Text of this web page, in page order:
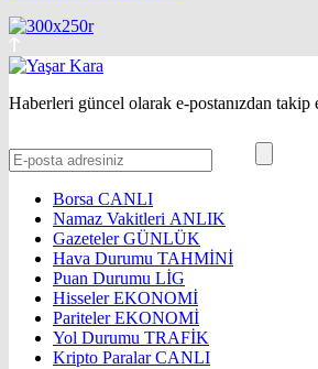
Haberleri güncel olarak e-postanızdan takip
Borsa CANLI
Namaz Vakitleri ANLIK
GazetelerGÜNLÜK
Hava Durumu TAHMİNİ
Puan Durumu LİG
HisselerEKONOMİ
ParitelerEKONOMİ
Yol Durumu TRAFİK
Kripto ParalarCANLI